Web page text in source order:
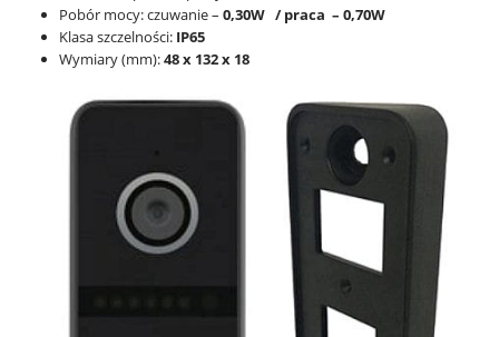
Pobór mocy: czuwanie – 0,30W / praca – 0,70W
Klasa szczelności: IP65
Wymiary (mm):48 x 132 x 18